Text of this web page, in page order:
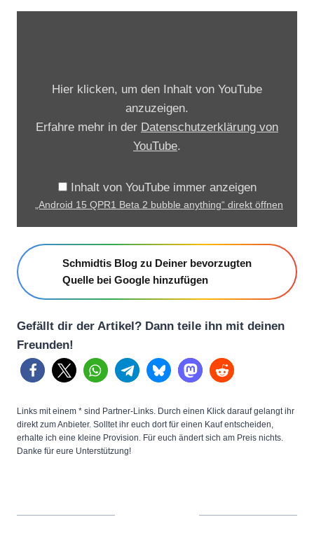
1
t
2
u
b
Hier klicken, um den Inhalt von YouTube
anzuzeigen.
Erfahre mehr in der Datenschutzerklärung von
YouTube.
Inhalt von YouTube immer anzeigen
„Android 15 QPR1 Beta 2 bubble anything“ direkt öffnen
Schmidtis Blog zu Deiner bevorzugten
Quelle bei Google hinzufügen
Gefällt dir der Artikel? Dann teile ihn mit deinen
Freunden!
Links mit einem * sind Partner-Links. Durch einen Klick darauf gelangt ihr
direkt zum Anbieter. Solltet ihr euch dort für einen Kauf entscheiden,
erhalte ich eine kleine Provision. Für euch ändert sich am Preis nichts.
Danke für eure Unterstützung!